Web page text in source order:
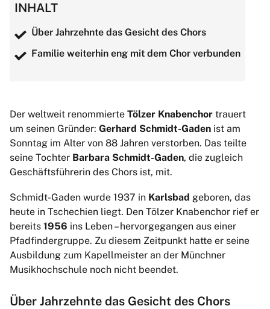
INHALT
Über Jahrzehnte das Gesicht des Chors
Familie weiterhin eng mit dem Chor verbunden
Der weltweit renommierte Tölzer Knabenchor trauert
um seinen Gründer: Gerhard Schmidt-Gaden ist am
Sonntag im Alter von 88 Jahren verstorben. Das teilte
seine Tochter Barbara Schmidt-Gaden, die zugleich
Geschäftsführerin des Chors ist, mit.
Schmidt-Gaden wurde 1937 in Karlsbad geboren, das
heute in Tschechien liegt. Den Tölzer Knabenchor rief er
bereits 1956 ins Leben – hervorgegangen aus einer
Pfadfindergruppe. Zu diesem Zeitpunkt hatte er seine
Ausbildung zum Kapellmeister an der Münchner
Musikhochschule noch nicht beendet.
Über Jahrzehnte das Gesicht des Chors